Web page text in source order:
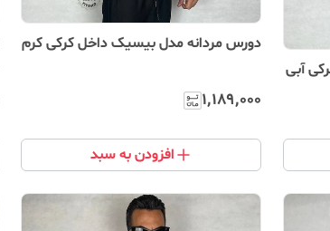
آبی
دورس مردانه مدل بیسیک داخل کرکی کرم
۱٬۱۸۹٬۰۰۰
افزودن به سبد